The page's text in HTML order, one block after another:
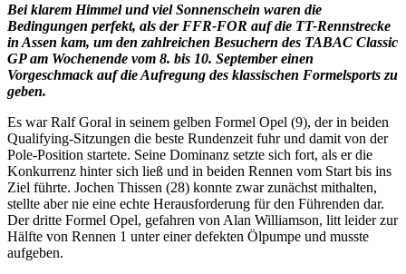
Bei klarem Himmel und viel Sonnenschein waren die
Bedingungen perfekt, als der FFR-FOR auf die TT-Rennstrecke
in Assen kam, um den zahlreichen Besuchern des TABAC Classic
GP am Wochenende vom 8. bis 10. September einen
Vorgeschmack auf die Aufregung des klassischen Formelsports zu
geben.
Es war Ralf Goral in seinem gelben Formel Opel (9), der in beiden
Qualifying-Sitzungen die beste Rundenzeit fuhr und damit von der
Pole-Position startete. Seine Dominanz setzte sich fort, als er die
Konkurrenz hinter sich ließ und in beiden Rennen vom Start bis ins
Ziel führte. Jochen Thissen (28) konnte zwar zunächst mithalten,
stellte aber nie eine echte Herausforderung für den Führenden dar.
Der dritte Formel Opel, gefahren von Alan Williamson, litt leider zur
Hälfte von Rennen 1 unter einer defekten Ölpumpe und musste
aufgeben.